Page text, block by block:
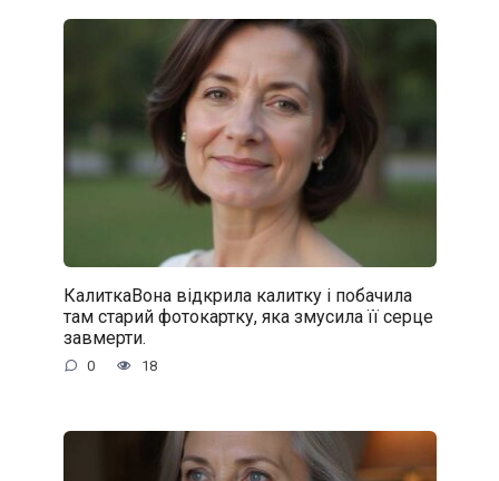
КалиткаВона відкрила калитку і побачила
там старий фотокартку, яка змусила її серце
завмерти.
0 18